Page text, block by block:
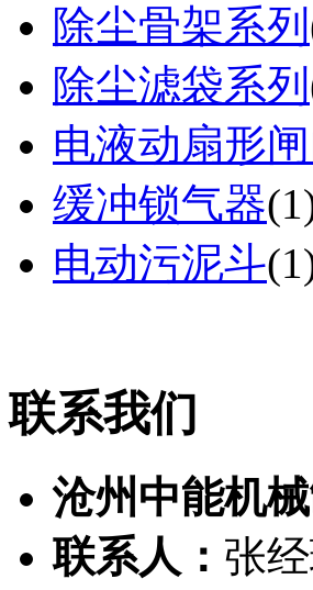
除尘骨架系列
除尘滤袋系列
电液动扇形
缓冲锁气器(1
电动污泥斗(1
联系我们
沧州中能机
联系人： 张